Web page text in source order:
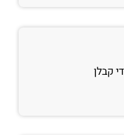
קבלן